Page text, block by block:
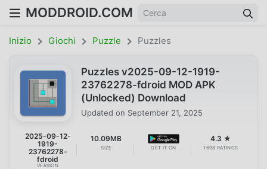
MODDROID.COM
Inizio Giochi Puzzle Puzzles
Puzzles v2025-09-12-1919-
23762278-fdroid MOD APK
(Unlocked) Download
Updated on September 21, 2025
2025-09-12-
1919-
23762278-
fdroid
VERSION
10.09MB
SIZE GET IT ON
4.3 ★
1698 RATINGS